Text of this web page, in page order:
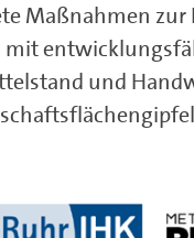
Maßnahmen zur
mit
und